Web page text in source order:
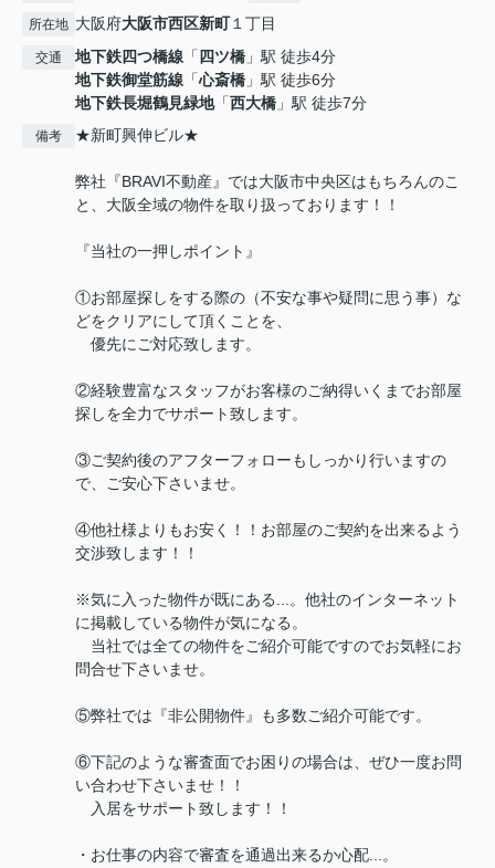
所在地 大阪府大阪市西区新町１丁目
交通 地下鉄四つ橋線 「 四ツ橋 」駅 徒歩4分
地下鉄御堂筋線 「心斎橋 」駅 徒歩6分
地下鉄長堀鶴見緑地「西大橋 」駅 徒歩7分
備考 ★新町興伸ビル★
弊社『BRAVI不動産』では大阪市中央区はもちろんのこ
と、大阪全域の物件を取り扱っております！！
『当社の一押しポイント』
①お部屋探しをする際の（不安な事や疑問に思う事）な
どをクリアにして頂くことを、
優先にご対応致します。
②経験豊富なスタッフがお客様のご納得いくまでお部屋
探しを全力でサポート致します。
③ご契約後のアフターフォローもしっかり行いますの
で、ご安心下さいませ。
④他社様よりもお安く！！お部屋のご契約を出来るよう
交渉致します！！
※気に入った物件が既にある...。他社のインターネット
に掲載している物件が気になる。
当社では全ての物件をご紹介可能ですのでお気軽にお
問合せ下さいませ。
⑤弊社では『非公開物件』も多数ご紹介可能です。
⑥下記のような審査面でお困りの場合は、ぜひ一度お問
い合わせ下さいませ！！
入居をサポート致します！！
・お仕事の内容で審査を通過出来るか心配...。